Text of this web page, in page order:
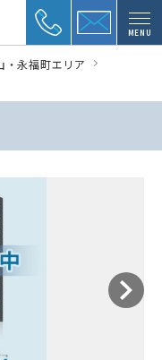
MENU
・永福町エリア